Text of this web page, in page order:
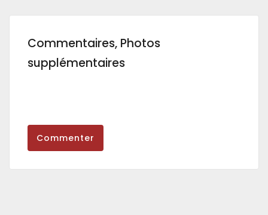
Commentaires, Photos
supplémentaires
Commenter